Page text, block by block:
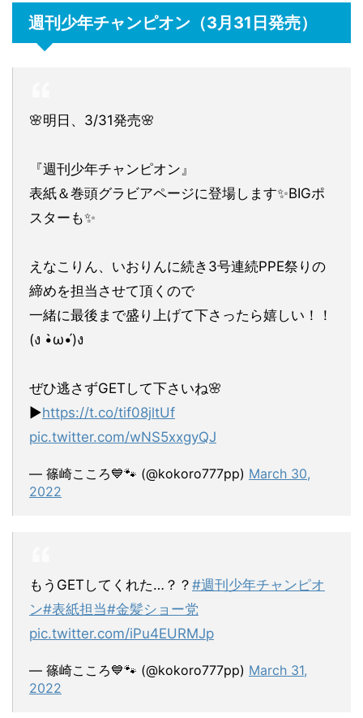
週刊少年チャンピオン（3月31日発売）
🌸明日、3/31発売🌸
『週刊少年チャンピオン』
表紙＆巻頭グラビアページに登場します✨BIGポ
スターも✨
えなこりん、いおりんに続き3号連続PPE祭りの
締めを担当させて頂くので
一緒に最後まで盛り上げて下さったら嬉しい！！
(ง •̀ω•́)ง
ぜひ逃さずGETして下さいね🌸
▶︎https://t.co/tif08jltUf
pic.twitter.com/wNS5xxgyQJ
— 篠崎こころ💙🐾 (@kokoro777pp) March 30,
2022
もうGETしてくれた…？？ #週刊少年チャンピオ
ン#表紙担当#金髪ショー党
pic.twitter.com/iPu4EURMJp
— 篠崎こころ💙🐾 (@kokoro777pp) March 31,
2022